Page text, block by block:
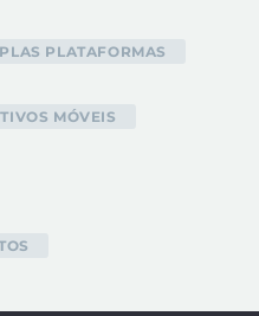
PLATAFORMAS
MÓVEIS